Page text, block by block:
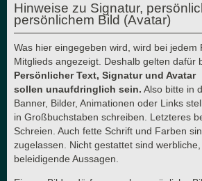
Hinweise zu Signatur,
persönlichem Bild (Avatar)
Was hier eingegeben wird, wird bei jedem
Mitglieds angezeigt. Deshalb gelten dafür
Persönlicher Text, Signatur und Avatar
sollen unaufdringlich sein. Also bitte in
Banner, Bilder, Animationen oder Links
in Großbuchstaben schreiben. Letzteres
Schreien. Auch fette Schrift und Farben
zugelassen. Nicht gestattet sind
beleidigende Aussagen.